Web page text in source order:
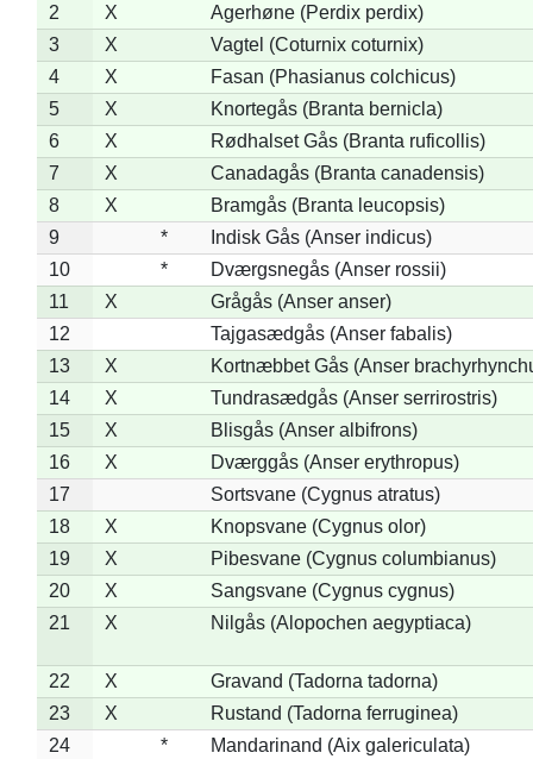
2
X
Agerhøne (Perdix perdix)
3
X
Vagtel (Coturnix coturnix)
4
X
Fasan (Phasianus colchicus)
5
X
Knortegås (Branta bernicla)
6
X
Rødhalset Gås (Branta ruficollis)
7
X
Canadagås (Branta canadensis)
8
X
Bramgås (Branta leucopsis)
9
*
Indisk Gås (Anser indicus)
10
*
Dværgsnegås (Anser rossii)
11
X
Grågås (Anser anser)
12
Tajgasædgås (Anser fabalis)
13
X
Kortnæbbet Gås (Anser
14
X
Tundrasædgås (Anser serrirostris)
15
X
Blisgås (Anser albifrons)
16
X
Dværggås (Anser erythropus)
17
Sortsvane (Cygnus atratus)
18
X
Knopsvane (Cygnus olor)
19
X
Pibesvane (Cygnus columbianus)
20
X
Sangsvane (Cygnus cygnus)
21
X Nilgås (Alopochen aegyptiaca)
22 X
Gravand (Tadorna tadorna)
23
X
Rustand (Tadorna ferruginea)
24
*
Mandarinand (Aix galericulata)